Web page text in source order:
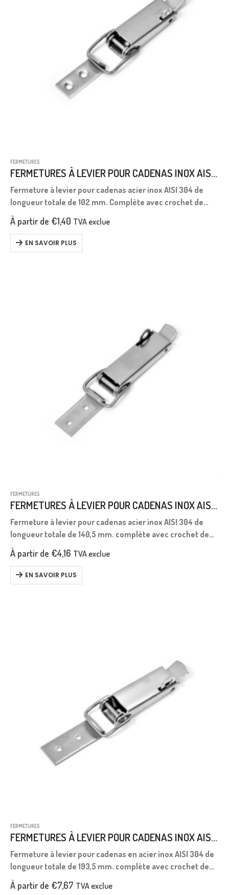
FERMETURES
FERMETURES À LEVIER POUR CADENAS INOX AISI 304 L.102
Fermeture à levier pour cadenas acier inox AISI 304 de
longueur totale de 102 mm. Complète avec crochet de
butée.
À partir de €1,40 TVA exclue
EN SAVOIR PLUS
FERMETURES
FERMETURES À LEVIER POUR CADENAS INOX AISI 304 L.140,5
Fermeture à levier pour cadenas acier inox AISI 304 de
longueur totale de 140,5 mm. complète avec crochet de
butée.
À partir de €4,16 TVA exclue
EN SAVOIR PLUS
FERMETURES
FERMETURES À LEVIER POUR CADENAS INOX AISI 304 L.193,5
Fermeture à levier pour cadenas en acier inox AISI 304 de
longueur totale de 193,5 mm. complète avec crochet de
butée.
À partir de €7,67 TVA exclue